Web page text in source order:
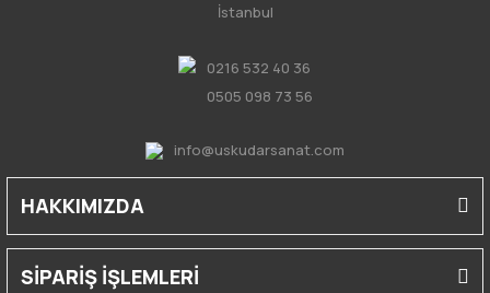
İstanbul
0216 532 40 36
0505 098 73 56
info@uskudarsanat.com
HAKKIMIZDA
SİPARİŞ İŞLEMLERİ